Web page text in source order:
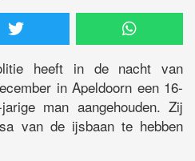
heeft in de nacht van
in Apeldoorn een 16-
man aangehouden. Zij
van de ijsbaan te hebben